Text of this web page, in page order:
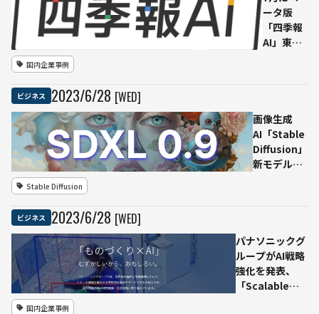
ータ版
「四季報
AI」東洋
た企業分
析支援ツ
ール開発
国内企業事例
ビジネス 2023/6/28 [WED]
画像生成
AI「Stable
Diffusion」
新モデル
Stable Diffusion
ビジネス 2023/6/28 [WED]
パナソニックグ
ループがAI戦略
強化を発表、
「Scalable
国内企業事例